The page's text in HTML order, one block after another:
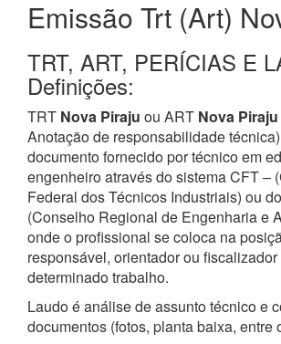
Emissão Trt (Art)
TRT, ART, PERÍCIAS E
Definições:
TRT Nova Piraju ou ART Nova Piraju
Anotação de responsabilidade
documento fornecido por técnico em
engenheiro através do sistema CFT –
Federal dos Técnicos Industriais) ou
(Conselho Regional de Engenharia e
onde o profissional se coloca na
responsável, orientador ou fiscalizador
determinado trabalho.
Laudo é análise de assunto técnico e
documentos (fotos, planta baixa, entre